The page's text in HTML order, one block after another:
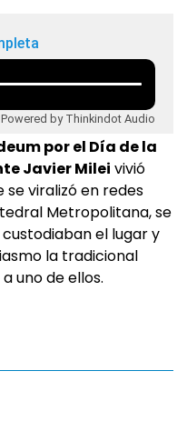
Powered by Thinkindot Audio
por el Día de la
Javier Milei vivió
viralizó en redes
Metropolitana, se
el lugar y
la tradicional
uno de ellos.